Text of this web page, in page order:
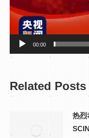
00:00
Related Posts
热烈